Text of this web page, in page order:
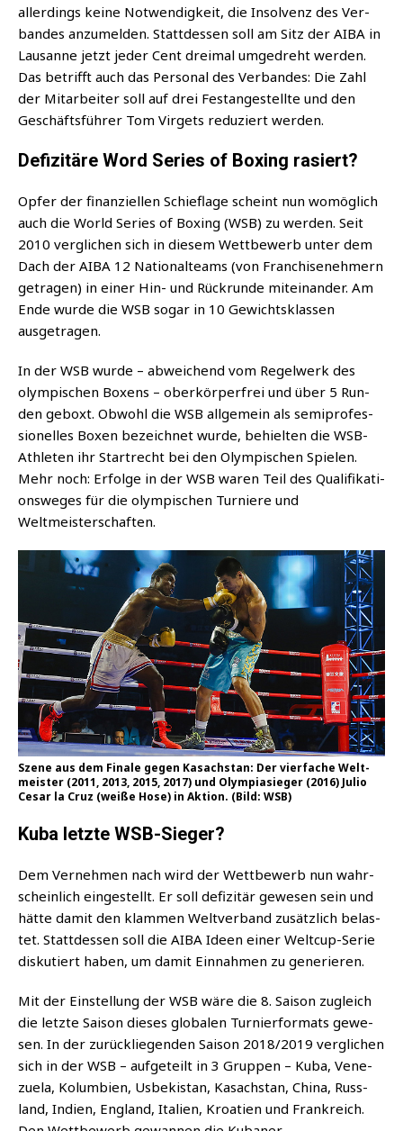
aller­dings kei­ne Not­wen­dig­keit, die Insol­venz des Ver­
ban­des anzu­mel­den. Statt­des­sen soll am Sitz der AIBA in
Lau­sanne jetzt jeder Cent drei­mal umge­dreht wer­den.
Das betrifft auch das Per­so­nal des Ver­ban­des: Die Zahl
der Mit­ar­bei­ter soll auf drei Fest­an­ge­stell­te und den
Geschäfts­füh­rer Tom Vir­gets redu­ziert werden.
Defizitäre Word Series of Boxing rasiert?
Opfer der finan­zi­el­len Schief­la­ge scheint nun womög­lich
auch die World Series of Boxing (WSB) zu wer­den. Seit
2010 ver­gli­chen sich in die­sem Wett­be­werb unter dem
Dach der AIBA 12 Natio­nal­teams (von Fran­chise­neh­mern
getra­gen) in einer Hin- und Rück­run­de mit­ein­an­der. Am
Ende wur­de die WSB sogar in 10 Gewichts­klas­sen
ausgetragen.
In der WSB wur­de – abwei­chend vom Regel­werk des
olym­pi­schen Boxens – ober­kör­per­frei und über 5 Run­
den geboxt. Obwohl die WSB all­ge­mein als semi­pro­fes­
sio­nel­les Boxen bezeich­net wur­de, behiel­ten die WSB-
Ath­le­ten ihr Start­recht bei den Olym­pi­schen Spie­len.
Mehr noch: Erfol­ge in der WSB waren Teil des Qua­li­fi­ka­ti­
ons­we­ges für die olym­pi­schen Tur­nie­re und
Weltmeisterschaften.
Sze­ne aus dem Fina­le gegen Kasach­stan: Der vier­fa­che Welt­
meis­ter (2011, 2013, 2015, 2017) und Olym­pia­sie­ger (2016) Julio
Cesar la Cruz (wei­ße Hose) in Akti­on. (Bild: WSB)
Kuba letzte WSB-Sieger?
Dem Ver­neh­men nach wird der Wett­be­werb nun wahr­
schein­lich ein­ge­stellt. Er soll defi­zi­tär gewe­sen sein und
hät­te damit den klam­men Welt­ver­band zusätz­lich belas­
tet. Statt­des­sen soll die AIBA Ideen einer Welt­cup-Serie
dis­ku­tiert haben, um damit Ein­nah­men zu generieren.
Mit der Ein­stel­lung der WSB wäre die 8. Sai­son zugleich
die letz­te Sai­son die­ses glo­ba­len Tur­nier­for­mats gewe­
sen. In der zurück­lie­gen­den Sai­son 2018/2019 ver­gli­chen
sich in der WSB – auf­ge­teilt in 3 Grup­pen – Kuba, Vene­
zue­la, Kolum­bi­en, Usbe­ki­stan, Kasach­stan, Chi­na, Russ­
land, Indi­en, Eng­land, Ita­li­en, Kroa­ti­en und Frank­reich.